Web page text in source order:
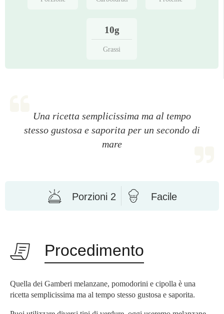
10g
Grassi
Una ricetta semplicissima ma al tempo
stesso gustosa e saporita per un secondo di
mare
Porzioni 2 Facile
Procedimento
Quella dei Gamberi melanzane, pomodorini e cipolla è una
ricetta semplicissima ma al tempo stesso gustosa e saporita.